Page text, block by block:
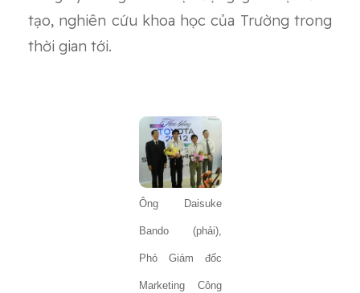
tạo, nghiên cứu khoa học của Trường trong
thời gian tới.
Ông Daisuke
Bando (phải),
Phó Giám đốc
Marketing Công